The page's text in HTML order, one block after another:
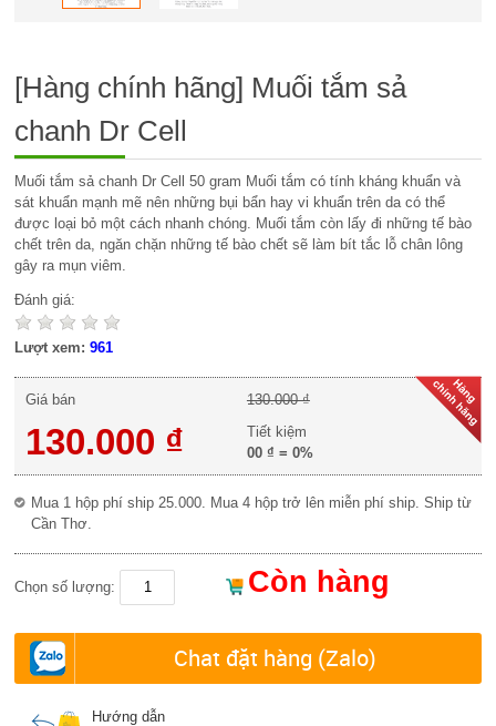
[Hàng chính hãng] Muối tắm sả
chanh Dr Cell
Muối tắm sả chanh Dr Cell 50 gram Muối tắm có tính kháng khuẩn và
sát khuẩn mạnh mẽ nên những bụi bẩn hay vi khuẩn trên da có thể
được loại bỏ một cách nhanh chóng. Muối tắm còn lấy đi những tế bào
chết trên da, ngăn chặn những tế bào chết sẽ làm bít tắc lỗ chân lông
gây ra mụn viêm.
Đánh giá:
Lượt xem:961
Giá bán
130.000 ₫
130.000 ₫
Tiết kiệm
00 ₫ = 0%
Mua 1 hộp phí ship 25.000. Mua 4 hộp trở lên miễn phí ship. Ship từ
Cần Thơ.
Chọn số lượng: Còn hàng
Chat đặt hàng (Zalo)
Hướng dẫn